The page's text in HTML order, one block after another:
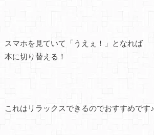
スマホを見ていて「うえぇ！」となれば
本に切り替える！
これはリラックスできるのでおすすめです♪